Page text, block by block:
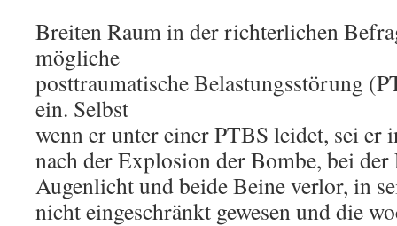
Breiten Raum in der richterlichen
mögliche
posttraumatische Belastungsstörung
ein. Selbst
wenn er unter einer PTBS leidet, sei er
nach der Explosion der Bombe, bei der
Augenlicht und beide Beine verlor, in
nicht eingeschränkt gewesen und die